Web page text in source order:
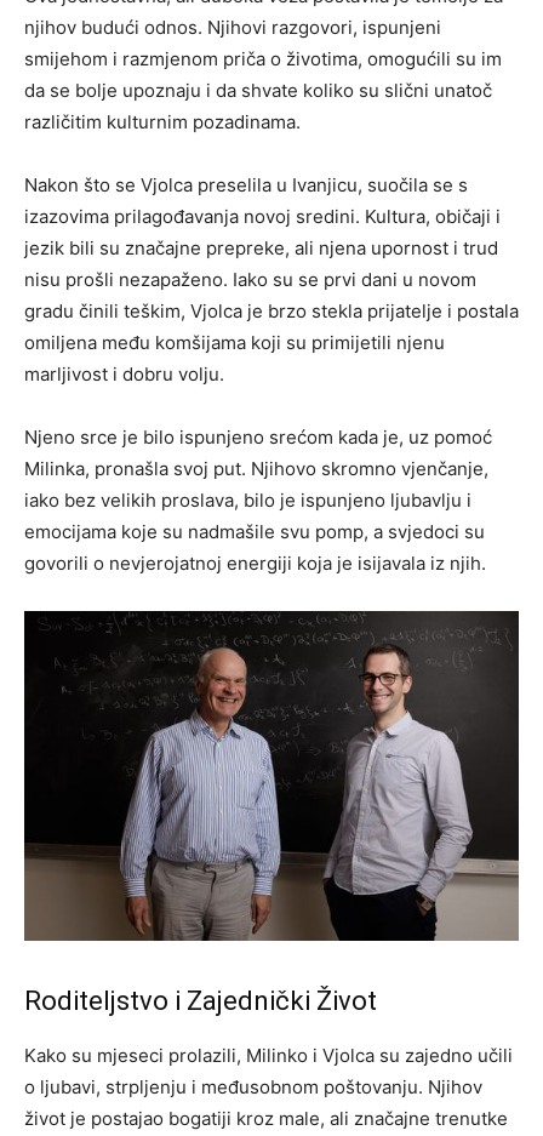
njihov budući odnos. Njihovi razgovori, ispunjeni
smijehom i razmjenom priča o životima, omogućili su im
da se bolje upoznaju i da shvate koliko su slični unatoč
različitim kulturnim pozadinama.
Nakon što se Vjolca preselila u Ivanjicu, suočila se s
izazovima prilagođavanja novoj sredini. Kultura, običaji i
jezik bili su značajne prepreke, ali njena upornost i trud
nisu prošli nezapaženo. Iako su se prvi dani u novom
gradu činili teškim, Vjolca je brzo stekla prijatelje i postala
omiljena među komšijama koji su primijetili njenu
marljivost i dobru volju.
Njeno srce je bilo ispunjeno srećom kada je, uz pomoć
Milinka, pronašla svoj put. Njihovo skromno vjenčanje,
iako bez velikih proslava, bilo je ispunjeno ljubavlju i
emocijama koje su nadmašile svu pomp, a svjedoci su
govorili o nevjerojatnoj energiji koja je isijavala iz njih.
Roditeljstvo i Zajednički Život
Kako su mjeseci prolazili, Milinko i Vjolca su zajedno učili
o ljubavi, strpljenju i međusobnom poštovanju. Njihov
život je postajao bogatiji kroz male, ali značajne trenutke